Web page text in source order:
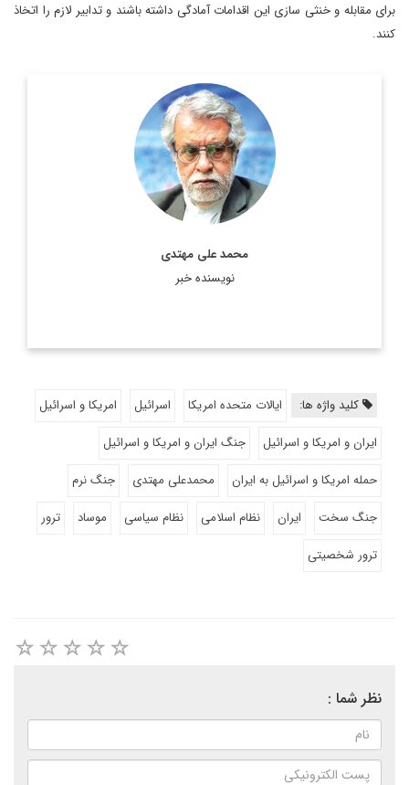
برای مقابله و خنثی سازی این اقدامات آمادگی داشته باشند و تدابیر لازم را اتخاذ
کنند.
محمد علی مهتدی
نویسنده خبر
کارشناس مسائل خاورمیانه و جهان عرب
اطلاعات بیشتر
کلید واژه ها: ایالات متحده امریکا اسرائیل
امریکا و اسرائیل
ایران و امریکا و اسرائیل
جنگ ایران و امریکا و اسرائیل
حمله امریکا و اسرائیل به ایران
محمدعلی مهتدی
جنگ نرم
جنگ سخت
ایران نظام اسلامی نظام سیاسی موساد
ترور
ترور شخصیتی
نظر شما :